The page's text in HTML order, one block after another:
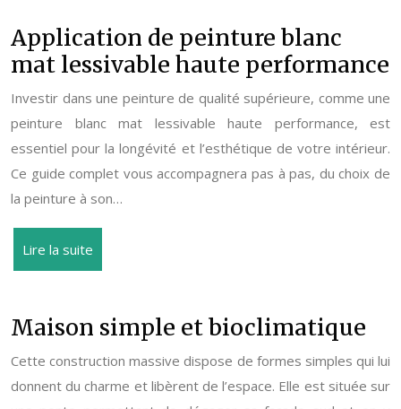
Application de peinture blanc
mat lessivable haute performance
Investir dans une peinture de qualité supérieure, comme une
peinture blanc mat lessivable haute performance, est
essentiel pour la longévité et l’esthétique de votre intérieur.
Ce guide complet vous accompagnera pas à pas, du choix de
la peinture à son…
Lire la suite
Maison simple et bioclimatique
Cette construction massive dispose de formes simples qui lui
donnent du charme et libèrent de l’espace. Elle est située sur